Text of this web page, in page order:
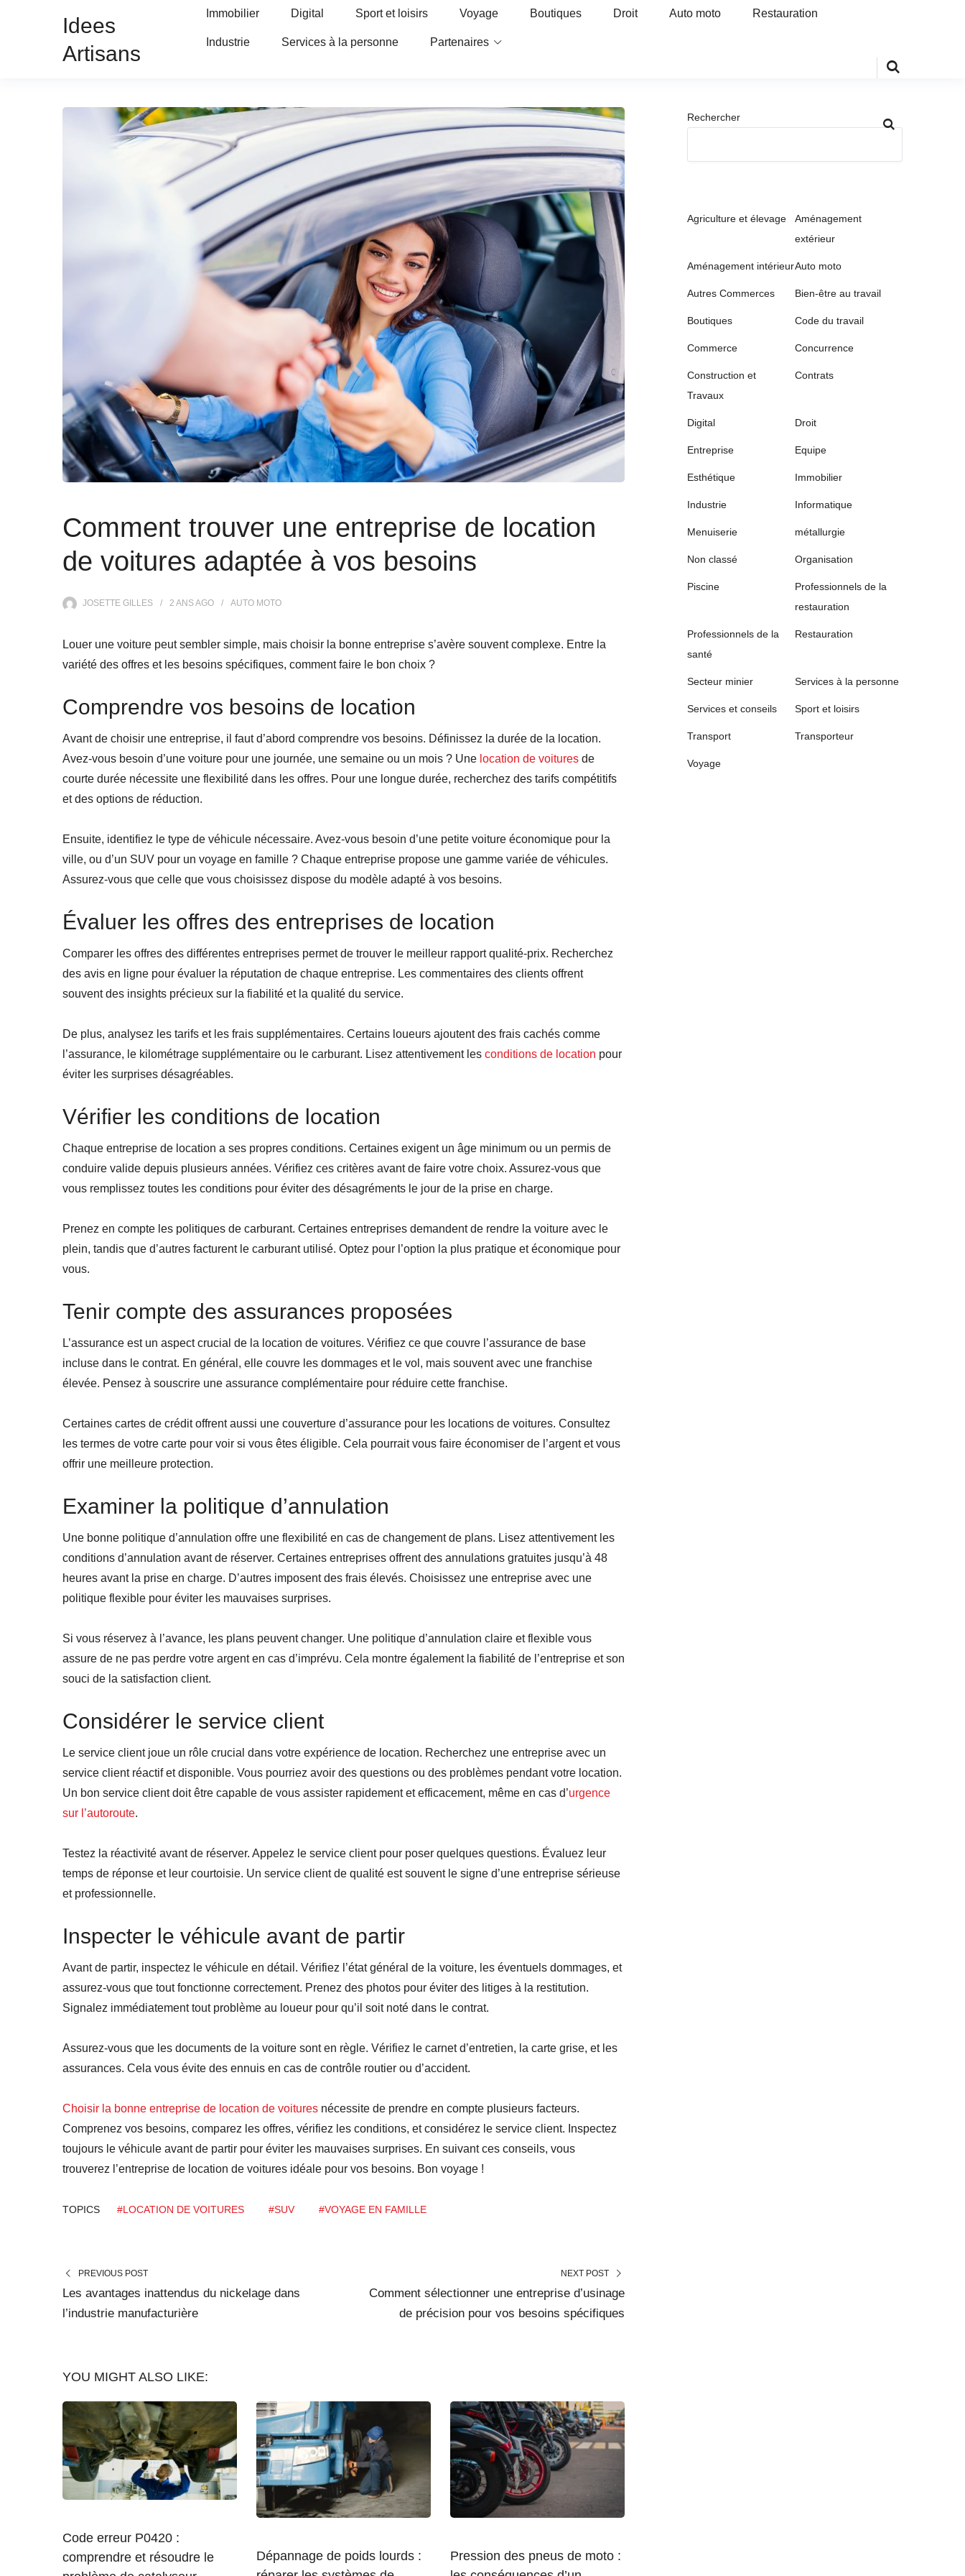
Idees
Artisans
Immobilier Digital Sport et loisirs Voyage Boutiques Droit Auto moto Restauration
Industrie Services à la personne Partenaires
Comment trouver une entreprise de location
de voitures adaptée à vos besoins
JOSETTE GILLES 2 ANSAGO AUTO MOTO
Louer une voiture peut sembler simple, mais choisir la bonne entreprise s’avère souvent complexe. Entre la
variété des offres et les besoins spécifiques, comment faire le bon choix ?
Comprendre vos besoins de location
Avant de choisir une entreprise, il faut d’abord comprendre vos besoins. Définissez la durée de la location.
Avez-vous besoin d’une voiture pour une journée, une semaine ou un mois ? Une location de voitures de
courte durée nécessite une flexibilité dans les offres. Pour une longue durée, recherchez des tarifs compétitifs
et des options de réduction.
Ensuite, identifiez le type de véhicule nécessaire. Avez-vous besoin d’une petite voiture économique pour la
ville, ou d’un SUV pour un voyage en famille ? Chaque entreprise propose une gamme variée de véhicules.
Assurez-vous que celle que vous choisissez dispose du modèle adapté à vos besoins.
Évaluer les offres des entreprises de location
Comparer les offres des différentes entreprises permet de trouver le meilleur rapport qualité-prix. Recherchez
des avis en ligne pour évaluer la réputation de chaque entreprise. Les commentaires des clients offrent
souvent des insights précieux sur la fiabilité et la qualité du service.
De plus, analysez les tarifs et les frais supplémentaires. Certains loueurs ajoutent des frais cachés comme
l’assurance, le kilométrage supplémentaire ou le carburant. Lisez attentivement les conditions de location pour
éviter les surprises désagréables.
Vérifier les conditions de location
Chaque entreprise de location a ses propres conditions. Certaines exigent un âge minimum ou un permis de
conduire valide depuis plusieurs années. Vérifiez ces critères avant de faire votre choix. Assurez-vous que
vous remplissez toutes les conditions pour éviter des désagréments le jour de la prise en charge.
Prenez en compte les politiques de carburant. Certaines entreprises demandent de rendre la voiture avec le
plein, tandis que d’autres facturent le carburant utilisé. Optez pour l’option la plus pratique et économique pour
vous.
Tenir compte des assurances proposées
L’assurance est un aspect crucial de la location de voitures. Vérifiez ce que couvre l’assurance de base
incluse dans le contrat. En général, elle couvre les dommages et le vol, mais souvent avec une franchise
élevée. Pensez à souscrire une assurance complémentaire pour réduire cette franchise.
Certaines cartes de crédit offrent aussi une couverture d’assurance pour les locations de voitures. Consultez
les termes de votre carte pour voir si vous êtes éligible. Cela pourrait vous faire économiser de l’argent et vous
offrir une meilleure protection.
Examiner la politique d’annulation
Une bonne politique d’annulation offre une flexibilité en cas de changement de plans. Lisez attentivement les
conditions d’annulation avant de réserver. Certaines entreprises offrent des annulations gratuites jusqu’à 48
heures avant la prise en charge. D’autres imposent des frais élevés. Choisissez une entreprise avec une
politique flexible pour éviter les mauvaises surprises.
Si vous réservez à l’avance, les plans peuvent changer. Une politique d’annulation claire et flexible vous
assure de ne pas perdre votre argent en cas d’imprévu. Cela montre également la fiabilité de l’entreprise et son
souci de la satisfaction client.
Considérer le service client
Le service client joue un rôle crucial dans votre expérience de location. Recherchez une entreprise avec un
service client réactif et disponible. Vous pourriez avoir des questions ou des problèmes pendant votre location.
Un bon service client doit être capable de vous assister rapidement et efficacement, même en cas d’urgence
sur l’autoroute.
Testez la réactivité avant de réserver. Appelez le service client pour poser quelques questions. Évaluez leur
temps de réponse et leur courtoisie. Un service client de qualité est souvent le signe d’une entreprise sérieuse
et professionnelle.
Inspecter le véhicule avant de partir
Avant de partir, inspectez le véhicule en détail. Vérifiez l’état général de la voiture, les éventuels dommages, et
assurez-vous que tout fonctionne correctement. Prenez des photos pour éviter des litiges à la restitution.
Signalez immédiatement tout problème au loueur pour qu’il soit noté dans le contrat.
Assurez-vous que les documents de la voiture sont en règle. Vérifiez le carnet d’entretien, la carte grise, et les
assurances. Cela vous évite des ennuis en cas de contrôle routier ou d’accident.
Choisir la bonne entreprise de location de voitures nécessite de prendre en compte plusieurs facteurs.
Comprenez vos besoins, comparez les offres, vérifiez les conditions, et considérez le service client. Inspectez
toujours le véhicule avant de partir pour éviter les mauvaises surprises. En suivant ces conseils, vous
trouverez l’entreprise de location de voitures idéale pour vos besoins. Bon voyage !
TOPICS #LOCATION DE VOITURES #SUV #VOYAGE EN FAMILLE
PREVIOUS POST
Les avantages inattendus du nickelage dans
l’industrie manufacturière
NEXT POST
Comment sélectionner une entreprise d’usinage
de précision pour vos besoins spécifiques
YOU MIGHT ALSO LIKE:
Code erreur P0420 :
comprendre et résoudre le
Dépannage de poids lourds :
Pression des pneus de moto :
Rechercher
Agriculture et élevage
Aménagement
extérieur
Aménagement intérieurAuto moto
Autres Commerces Bien-être au travail
Boutiques Code du travail
Commerce Concurrence
Construction et
Travaux
Contrats
Digital Droit
Entreprise Equipe
Esthétique Immobilier
Industrie Informatique
Menuiserie métallurgie
Non classé Organisation
Piscine
Professionnels de la
restauration
Professionnels de la
santé
Restauration
Secteur minier Services à la personne
Services et conseils Sport et loisirs
Transport Transporteur
Voyage